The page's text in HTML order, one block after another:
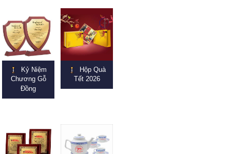
Kỷ Niệm
Chương Gỗ
Đồng
Hộp Quà
Tết 2026